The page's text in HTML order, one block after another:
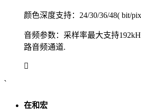
颜色深度支持：24/30/36/48( bit/
音频参数：采样率最大支持
路音频通道.
`
在和宏